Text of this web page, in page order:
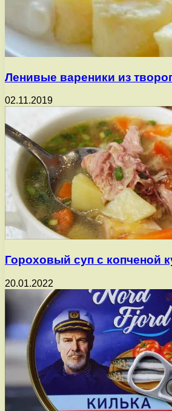
Ленивые вареники из
02.11.2019
Гороховый суп с копченой
20.01.2022